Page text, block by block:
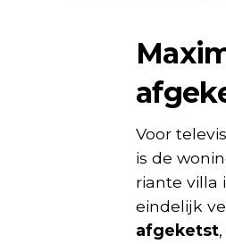
Voor
is de
riante villa
eindelijk
afgeketst